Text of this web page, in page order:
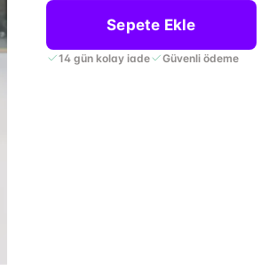
Sepete Ekle
14 gün kolay iade Güvenli ödeme